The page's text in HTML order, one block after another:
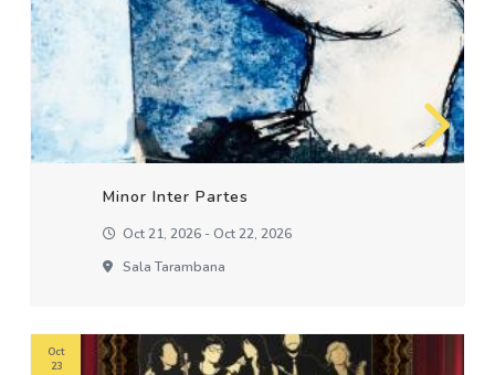
Minor Inter Partes
Oct 21, 2026 - Oct 22, 2026
Sala Tarambana
Oct
23